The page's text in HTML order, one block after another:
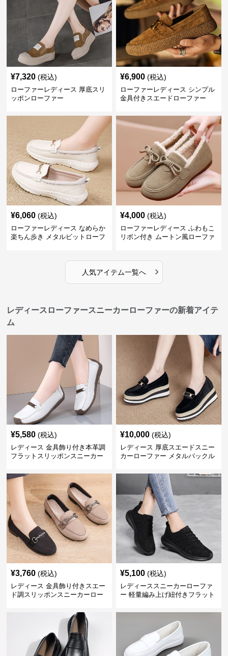
¥7,320 (税込)
ローファーレディース 厚底スリ
ッポンローファー
¥6,900 (税込)
ローファーレディース シンプル
金具付きスエードローファー
¥6,060 (税込)
ローファーレディース なめらか
楽ちん歩き メタルビットローフ
¥4,000 (税込)
ローファーレディース ふわもこ
リボン付き ムートン風ローファ
人気アイテム一覧へ ›
レディースローファースニーカーローファーの新着アイテ
ム
¥5,580 (税込)
レディース 金具飾り付き本革調
フラットスリッポンスニーカー
¥10,000 (税込)
レディース 厚底スエードスニー
カーローファー メタルバックル
¥3,760 (税込)
レディース 金具飾り付きスエー
ド調スリッポンスニーカーロー
¥5,100 (税込)
レディーススニーカーローファ
ー 軽量編み上げ紐付きフラット